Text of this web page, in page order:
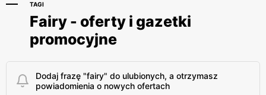
TAGI
Fairy - oferty i gazetki
promocyjne
Dodaj frazę "fairy" do ulubionych, a otrzymasz
powiadomienia o nowych ofertach